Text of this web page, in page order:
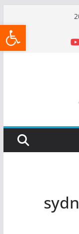
מאות משפחות
בטרמינל
הופך למרחב